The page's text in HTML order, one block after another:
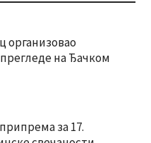
организовао
на Ђачком
за 17.